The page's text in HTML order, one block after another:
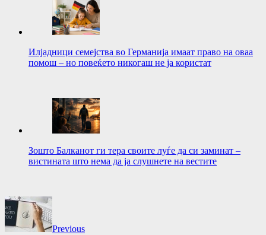
Илјадници семејства во Германија имаат право на оваа
помош – но повеќето никогаш не ја користат
Зошто Балканот ги тера своите луѓе да си заминат –
вистината што нема да ја слушнете на вестите
Previous